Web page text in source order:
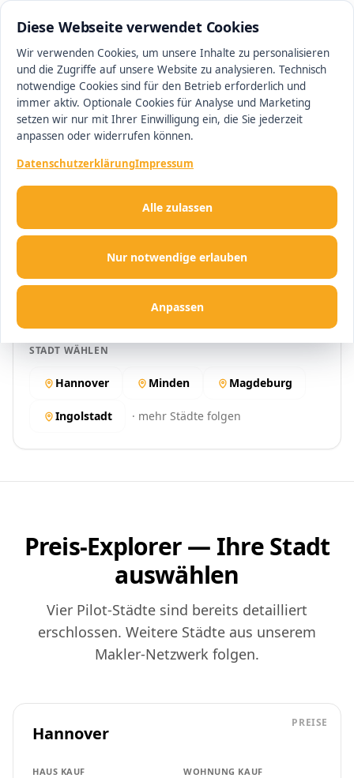
PREIS-EXPLORER
Immobilienpreise in
Deutschland
Kauf- und Mietpreise je m² — transparent
erklärt, mit Trends und Karten dort, wo wir
Daten haben.
STADT WÄHLEN
Hannover Minden Magdeburg
Ingolstadt · mehr Städte folgen
Preis-Explorer — Ihre Stadt
auswählen
Vier Pilot-Städte sind bereits detailliert
erschlossen. Weitere Städte aus unserem
Makler-Netzwerk folgen.
PREISE
Hannover
HAUS KAUF WOHNUNG KAUF
Diese Webseite verwendet Cookies
Wir verwenden Cookies, um unsere Inhalte zu personalisieren
und die Zugriffe auf unsere Website zu analysieren. Technisch
notwendige Cookies sind für den Betrieb erforderlich und
immer aktiv. Optionale Cookies für Analyse und Marketing
setzen wir nur mit Ihrer Einwilligung ein, die Sie jederzeit
anpassen oder widerrufen können.
DatenschutzerklärungImpressum
Nur notwendige erlauben
Anpassen
Alle zulassen